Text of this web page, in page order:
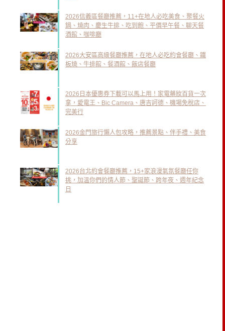
2026信義區餐廳推薦，11+在地人必吃美食、聚餐火
鍋、燒肉、慶生牛排、吃到飽、平價早午餐、聊天餐
酒館、咖啡廳
2026大安區高級餐廳推薦，在地人必吃約會餐廳、鐵
板燒、牛排館、餐酒館、飯店餐廳
2026日本優惠券下載可以馬上用！家電藥妝百貨一次
拿，愛電王、Bic Camera、唐吉訶德、機場免稅店、
完美行
2026金門旅行懶人包攻略，推薦景點、伴手禮、美食
分享
2026台北約會餐廳推薦，15+家浪漫氣氛餐廳任你
挑，加溫你們的情人節、聖誕節、跨年夜、週年紀念
日